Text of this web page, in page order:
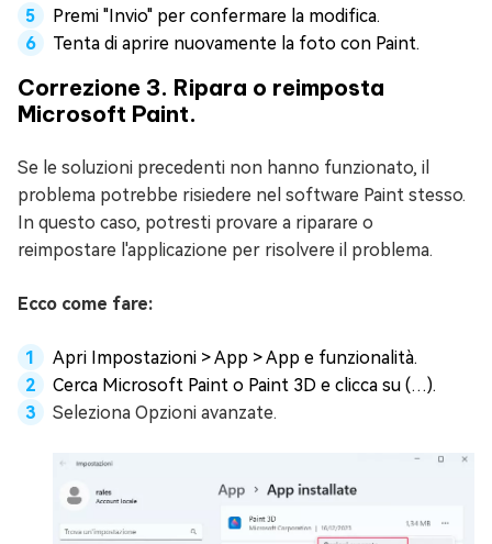
Premi "Invio" per confermare la modifica.
Tenta di aprire nuovamente la foto con Paint.
Correzione 3. Ripara o reimposta
Microsoft Paint.
Se le soluzioni precedenti non hanno funzionato, il
problema potrebbe risiedere nel software Paint stesso.
In questo caso, potresti provare a riparare o
reimpostare l'applicazione per risolvere il problema.
Ecco come fare:
Apri Impostazioni > App > App e funzionalità.
Cerca Microsoft Paint o Paint 3D e clicca su (…).
Seleziona Opzioni avanzate.